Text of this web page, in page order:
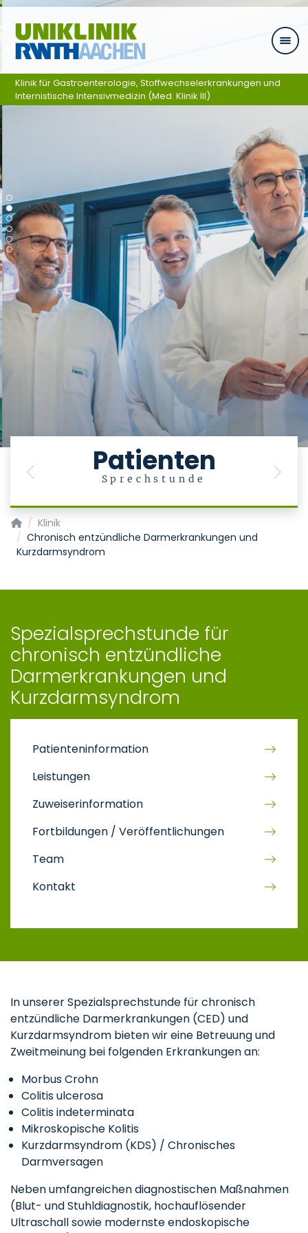
Zum Inhalt springen
Patienten
Sprechstunde
Previous Next
Klinik für Gastroenterologie, Stoffwechselerkrankungen und
Internistische Intensivmedizin (Med. Klinik III)
Klinik für Gastroenterologie, Stoffwechselerkrankungen
Klinik
Chronisch entzündliche Darmerkrankungen und
Kurzdarmsyndrom
Spezialsprechstunde für
chronisch entzündliche
Darmerkrankungen und
Kurzdarmsyndrom
Patienteninformation
Leistungen
Zuweiserinformation
Fortbildungen / Veröffentlichungen
Team
Kontakt
In unserer Spezialsprechstunde für chronisch
entzündliche Darmerkrankungen (CED) und
Kurzdarmsyndrom bieten wir eine Betreuung und
Zweitmeinung bei folgenden Erkrankungen an:
Morbus Crohn
Colitis ulcerosa
Colitis indeterminata
Mikroskopische Kolitis
Kurzdarmsyndrom (KDS) / Chronisches
Darmversagen
Neben umfangreichen diagnostischen Maßnahmen
(Blut- und Stuhldiagnostik, hochauflösender
Ultraschall sowie modernste endoskopische